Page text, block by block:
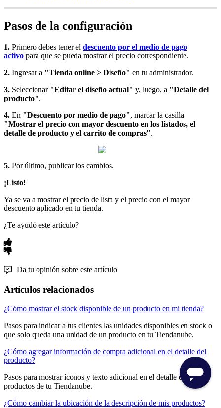
Pasos de la configuración
1. Primero debes tener el descuento por el medio de pago
activo para que se pueda mostrar el precio correspondiente.
2. Ingresar a "Tienda online > Diseño" en tu administrador.
3. Seleccionar "Editar el diseño actual" y, luego, a "Detalle del
producto".
4. En "Descuento por medio de pago", marcar la casilla
"Mostrar el precio con mayor descuento en los listados, el
detalle de producto y el carrito de compras".
5. Por último, publicar los cambios.
¡Listo!
Ya se va a mostrar el precio de lista y el precio con el mayor
descuento aplicado en tu tienda.
¿Te ayudó este artículo?
Da tu opinión sobre este artículo
Artículos relacionados
¿Cómo mostrar el stock disponible de un producto en mi tienda?
Pasos para indicar a tus clientes las unidades disponibles en stock o
que solo queda una unidad de un producto en tu Tiendanube.
¿Cómo agregar información de compra adicional en el detalle del
producto?
Pasos para mostrar íconos y texto adicional en el detalle de los
productos de tu Tiendanube.
¿Cómo cambiar la ubicación de la descripción de mis productos?